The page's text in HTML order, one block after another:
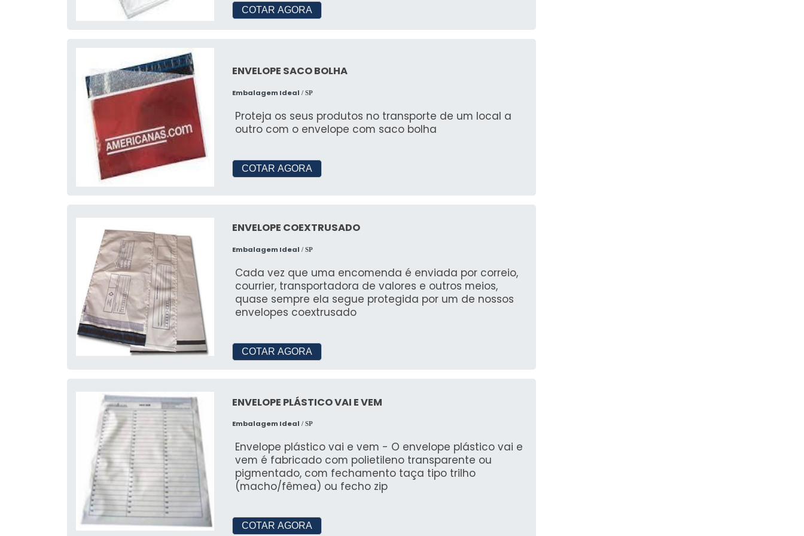
COTAR AGORA
ENVELOPE SACO BOLHA
Embalagem Ideal / SP
Proteja os seus produtos no transporte de um local a
outro com o envelope com saco bolha
COTAR AGORA
ENVELOPE COEXTRUSADO
Embalagem Ideal / SP
Cada vez que uma encomenda é enviada por correio,
courrier, transportadora de valores e outros meios,
quase sempre ela segue protegida por um de nossos
envelopes coextrusado
COTAR AGORA
ENVELOPE PLÁSTICO VAI E VEM
Embalagem Ideal / SP
Envelope plástico vai e vem - O envelope plástico vai e
vem é fabricado com polietileno transparente ou
pigmentado, com fechamento taça tipo trilho
(macho/fêmea) ou fecho zip
COTAR AGORA